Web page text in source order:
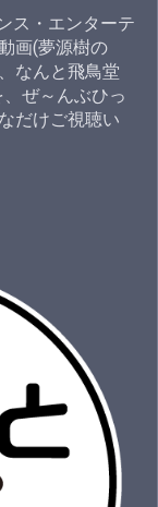
ス・エンターテ
画(夢源樹の
なんと飛鳥堂
ぜ～んぶひっ
だけご視聴い